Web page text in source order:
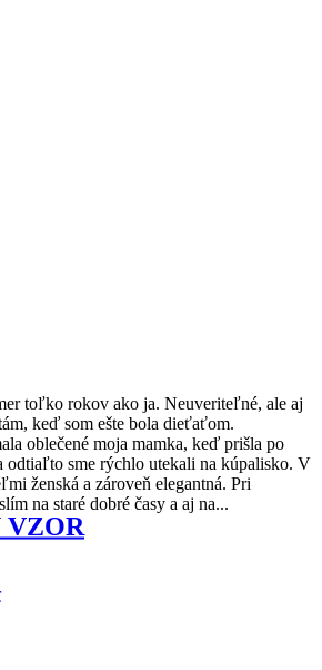
toľko rokov ako ja. Neuveriteľné, ale aj
keď som ešte bola dieťaťom.
oblečené moja mamka, keď prišla po
odtiaľto sme rýchlo utekali na kúpalisko. V
ženská a zároveň elegantná. Pri
na staré dobré časy a aj na...